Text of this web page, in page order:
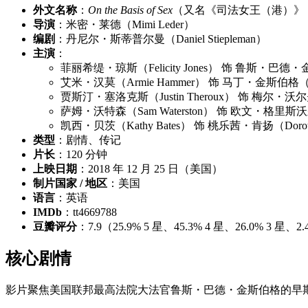
外文名称： On the Basis of Sex （又名《司法女王（港）
导演 ：米密・莱德（Mimi Leder）
编剧 ：丹尼尔・斯蒂普尔曼（Daniel Stiepleman）
主演 ：
菲丽希缇・琼斯（Felicity Jones） 饰 鲁斯・巴德・
艾米・汉莫（Armie Hammer） 饰 马丁・金斯伯格
贾斯汀・塞洛克斯（Justin Theroux） 饰 梅尔・沃
萨姆・沃特森（Sam Waterston） 饰 欧文・格里斯
凯西・贝茨（Kathy Bates） 饰 桃乐茜・肯扬（
类型 ：剧情、传记
片长 ：120 分钟
上映日期 ：2018 年 12 月 25 日（美国）
制片国家 / 地区 ：美国
语言 ：英语
IMDb ：tt4669788
豆瓣评分：7.9（25.9% 5 星、45.3% 4 星、26.0% 3 星、
核心剧情
影片聚焦美国联邦最高法院大法官鲁斯・巴德・金斯伯格的